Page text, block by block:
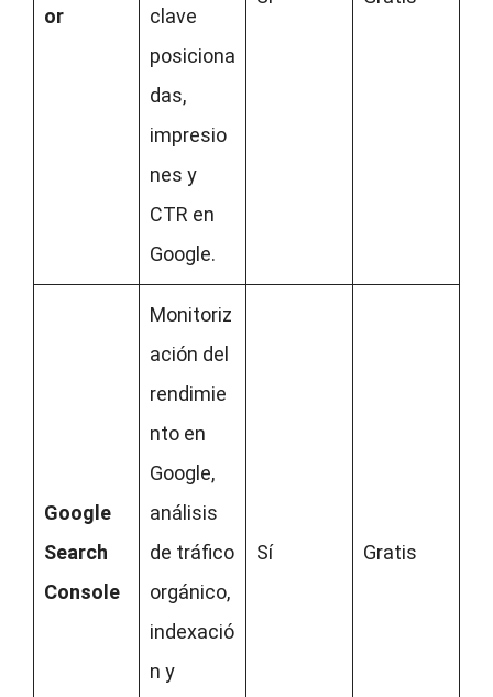
or
clave
posiciona
das,
impresio
nes y
CTR en
Google.
Google
Search
Console
Monitoriz
ación del
rendimie
nto en
Google,
análisis
de tráfico
orgánico,
indexació
n y
Sí Gratis